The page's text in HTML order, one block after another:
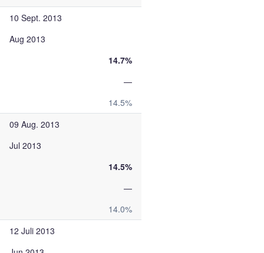
10 Sept. 2013
Aug 2013
14.7%
—
14.5%
09 Aug. 2013
Jul 2013
14.5%
—
14.0%
12 Juli 2013